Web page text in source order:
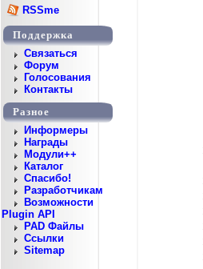
RSSme
Поддержка
Cвязаться
Форум
Голосования
Контакты
Разное
Информеры
Награды
Модули++
Каталог
Спасибо!
Разработчикам
Возможности
Plugin API
PAD Файлы
Ссылки
Sitemap